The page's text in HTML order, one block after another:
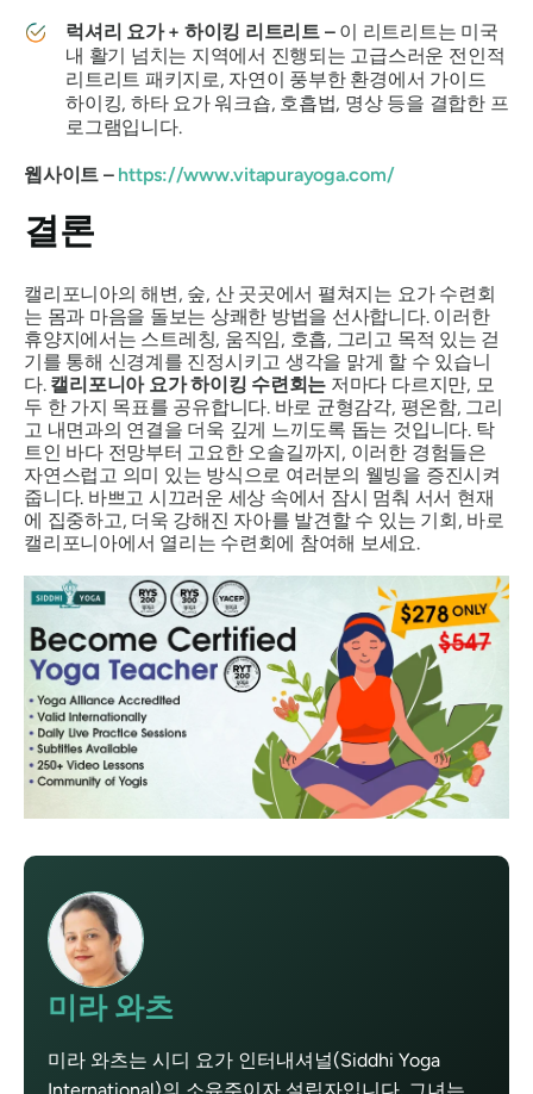
럭셔리 요가 + 하이킹 리트리트 – 이 리트리트는 미국
내 활기 넘치는 지역에서 진행되는 고급스러운 전인적
리트리트 패키지로, 자연이 풍부한 환경에서 가이드
하이킹, 하타 요가 워크숍, 호흡법, 명상 등을 결합한 프
로그램입니다.
웹사이트 – https://www.vitapurayoga.com/
결론
캘리포니아의 해변, 숲, 산 곳곳에서 펼쳐지는 요가 수련회
는 몸과 마음을 돌보는 상쾌한 방법을 선사합니다. 이러한
휴양지에서는 스트레칭, 움직임, 호흡, 그리고 목적 있는 걷
기를 통해 신경계를 진정시키고 생각을 맑게 할 수 있습니
다. 캘리포니아 요가 하이킹 수련회는 저마다 다르지만, 모
두 한 가지 목표를 공유합니다. 바로 균형감각, 평온함, 그리
고 내면과의 연결을 더욱 깊게 느끼도록 돕는 것입니다. 탁
트인 바다 전망부터 고요한 오솔길까지, 이러한 경험들은
자연스럽고 의미 있는 방식으로 여러분의 웰빙을 증진시켜
줍니다. 바쁘고 시끄러운 세상 속에서 잠시 멈춰 서서 현재
에 집중하고, 더욱 강해진 자아를 발견할 수 있는 기회, 바로
캘리포니아에서 열리는 수련회에 참여해 보세요.
미라 와츠
미라 와츠는 시디 요가 인터내셔널(Siddhi Yoga